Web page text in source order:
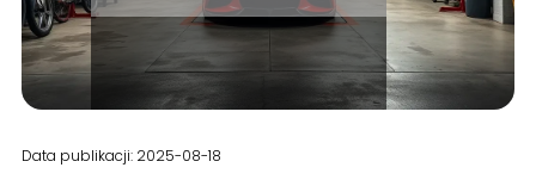
Data publikacji: 2025-08-18